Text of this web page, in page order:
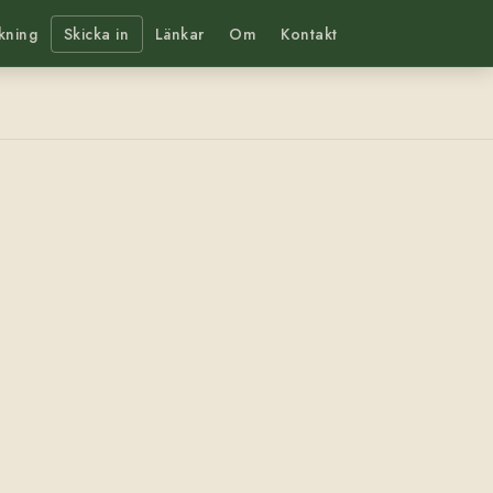
Skicka in Länkar Om Kontakt